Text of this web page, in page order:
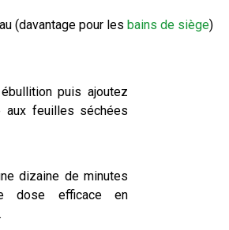
(davantage pour les bains de siège)
puis ajoutez
aux feuilles séchées
dizaine de minutes
dose efficace en